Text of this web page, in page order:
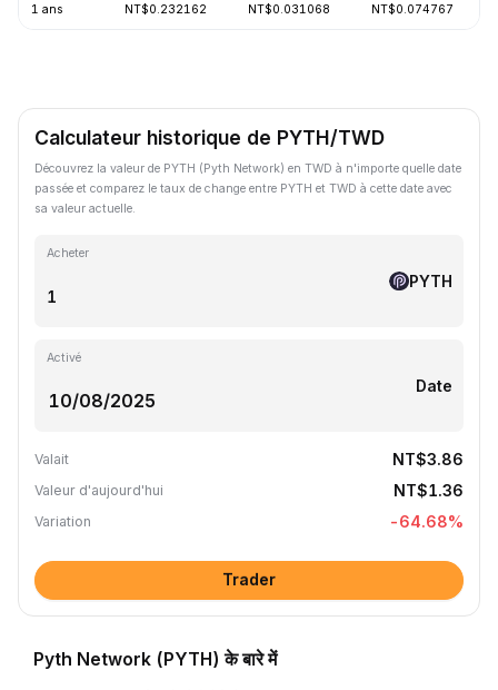
1 ans NT$0.232162 NT$0.031068 NT$0.074767
Calculateur historique de PYTH/TWD
Découvrez la valeur de PYTH (Pyth Network) en TWD à n'importe quelle date
passée et comparez le taux de change entre PYTH et TWD à cette date avec
sa valeur actuelle.
Acheter
PYTH
Activé
Date
Valait NT$3.86
Valeur d'aujourd'hui NT$1.36
Variation -64.68%
Trader
Pyth Network (PYTH) के बारे में